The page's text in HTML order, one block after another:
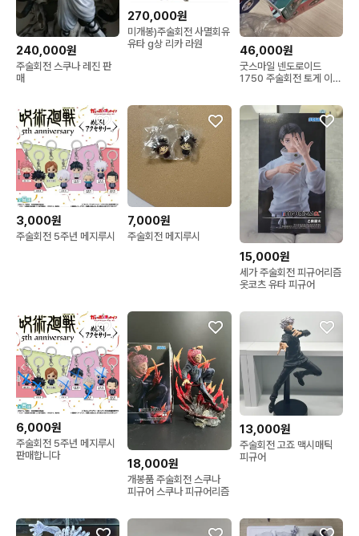
240,000원
주술회전 스쿠나 레진 판
매
270,000원
미개봉)주술회전 사멸회유
유타 g상 리카 라원
46,000원
굿스마일 넨도로이드
1750 주술회전 토게 이누
3,000원
주술회전 5주년 메지루시
7,000원
주술회전 메지루시
15,000원
세가 주술회전 피규어리즘
옷코츠 유타 피규어
6,000원
주술회전 5주년 메지루시
판매합니다
18,000원
개봉품 주술회전 스쿠나
피규어 스쿠나 피규어리즘
13,000원
주술회전 고죠 맥시매틱
피규어